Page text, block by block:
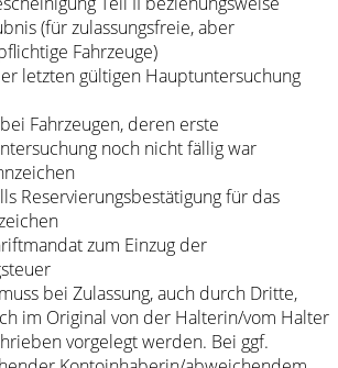
(für zulassungsfreie, aber
Fahrzeuge)
letzten gültigen Hauptuntersuchung
Fahrzeugen, deren erste
noch nicht fällig war
Reservierungsbestätigung für das
zum Einzug der
bei Zulassung, auch durch Dritte,
im Original von der Halterin/vom Halter
vorgelegt werden. Bei ggf.